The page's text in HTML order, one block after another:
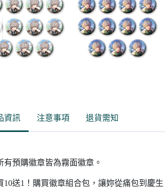
資訊 注意事項 退貨需知
有預購徽章皆為霧面徽章。
10送1！購買徽章組合包，讓妳從痛包到慶